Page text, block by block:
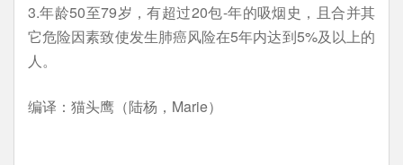
3.年龄50至79岁，有超过20包-年的吸烟史，且合并其
它危险因素致使发生肺癌风险在5年内达到5%及以上的
人。
编译：猫头鹰（陆杨，Marie）